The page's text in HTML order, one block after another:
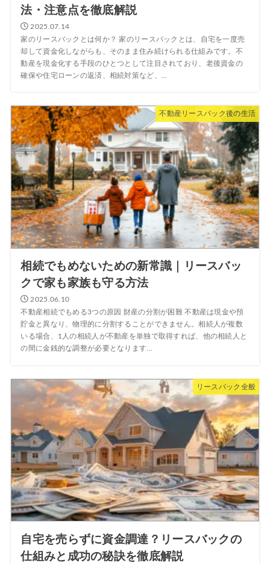
法・注意点を徹底解説
2025.07.14
家のリースバックとは何か？ 家のリースバックとは、自宅を一度売
却して資金化しながらも、そのまま住み続けられる仕組みです。不
動産を現金化する手段のひとつとして注目されており、老後資金の
確保や住宅ローンの返済、相続対策など、...
不動産リースバック後の生活
相続でもめないための新常識｜リースバッ
クで家も家族も守る方法
2025.06.10
不動産相続でもめる3つの原因 財産の分割が困難 不動産は現金や預
貯金と異なり、物理的に分割することができません。相続人が複数
いる場合、1人の相続人が不動産を単独で取得すれば、他の相続人と
の間に金銭的な調整が必要となります...
リースバック全般
自宅を売らずに資金調達？リースバックの
仕組みと成功の秘訣を徹底解説